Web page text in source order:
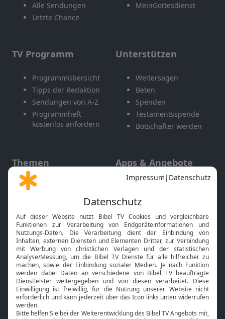
Alle Sendungen
Letzte Chance
MeinGottesdienst
TV Programm
Programmübersicht
Tipps der Redaktion
Sendungen von A-Z
Programmheft
kostenlos anfordern
Unterstützen
Weitersagen
Beten
Spenden
Testamentsspende
Botschafter werden
Themen
Gott und Bibel erklärt
Neuigkeiten
Apps & Angebote
Mobile App
Smart TV
HbbTV
Bibelthek Online-Bibel
Nächster Gottesdienst
Bibel TV Service